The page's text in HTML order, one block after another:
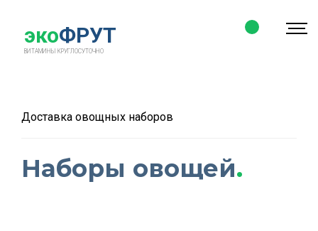
экоФРУТ
ВИТАМИНЫ КРУГЛОСУТОЧНО
Доставка овощных наборов
Наборы овощей.